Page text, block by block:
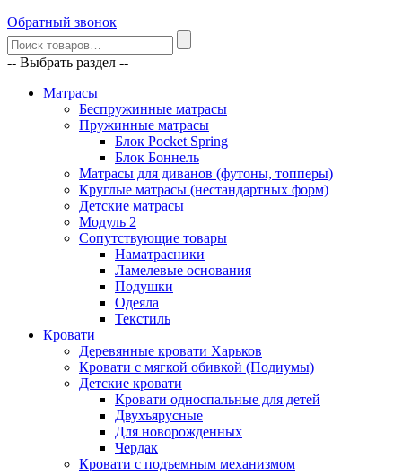
Обратный звонок
-- Выбрать раздел --
Матрасы
Беспружинные матрасы
Пружинные матрасы
Блок Pocket Spring
Блок Боннель
Матрасы для диванов (футоны, топперы)
Круглые матрасы (нестандартных форм)
Детские матрасы
Модуль 2
Сопутствующие товары
Наматрасники
Ламелевые основания
Подушки
Одеяла
Текстиль
Кровати
Деревянные кровати Харьков
Кровати с мягкой обивкой (Подиумы)
Детские кровати
Кровати односпальные для детей
Двухъярусные
Для новорожденных
Чердак
Кровати с подъемным механизмом